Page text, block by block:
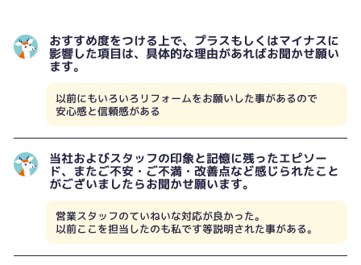
おすすめ度をつける上で、プラスもしくはマイナスに
影響した項目は、具体的な理由があればお聞かせ願い
ます。
以前にもいろいろリフォームをお願いした事があるので
安心感と信頼感がある
当社およびスタッフの印象と記憶に残ったエピソー
ド、またご不安・ご不満・改善点など感じられたこと
がございましたらお聞かせ願います。
営業スタッフのていねいな対応が良かった。
以前ここを担当したのも私です等説明された事がある。